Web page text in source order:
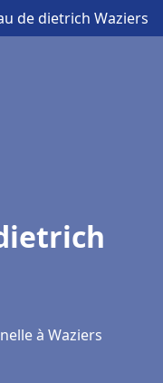
de dietrich Waziers
à Waziers